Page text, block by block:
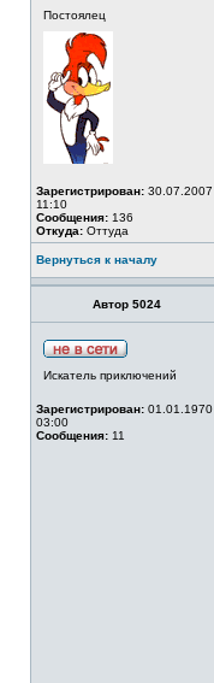
Постоялец
Зарегистрирован: 30.07.2007
11:10
Сообщения: 136
Откуда: Оттуда
Вернуться к началу
Автор 5024
Искатель приключений
Зарегистрирован: 01.01.1970
03:00
Сообщения: 11